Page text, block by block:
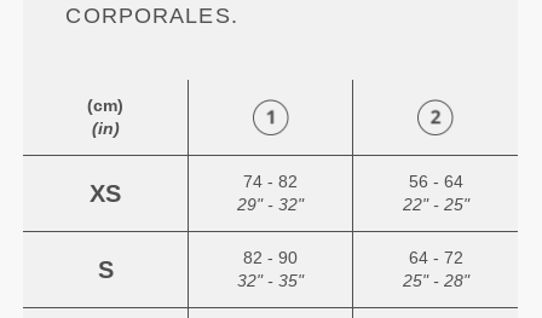
CORPORALES.
(cm)
(in)
XS
74 - 82
29" - 32"
56 - 64
22" - 25"
S
82 - 90
32" - 35"
64 - 72
25" - 28"